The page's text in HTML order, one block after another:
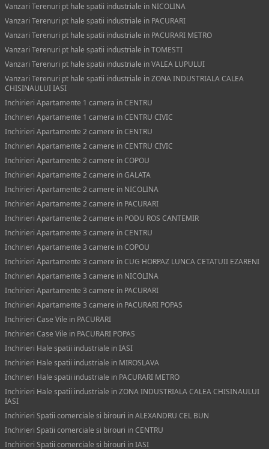
Vanzari Terenuri pt hale spatii industriale in NICOLINA
Vanzari Terenuri pt hale spatii industriale in PACURARI
Vanzari Terenuri pt hale spatii industriale in PACURARI METRO
Vanzari Terenuri pt hale spatii industriale in TOMESTI
Vanzari Terenuri pt hale spatii industriale in VALEA LUPULUI
Vanzari Terenuri pt hale spatii industriale in ZONA INDUSTRIALA CALEA
CHISINAULUI IASI
Inchirieri Apartamente 1 camera in CENTRU
Inchirieri Apartamente 1 camera in CENTRU CIVIC
Inchirieri Apartamente 2 camere in CENTRU
Inchirieri Apartamente 2 camere in CENTRU CIVIC
Inchirieri Apartamente 2 camere in COPOU
Inchirieri Apartamente 2 camere in GALATA
Inchirieri Apartamente 2 camere in NICOLINA
Inchirieri Apartamente 2 camere in PACURARI
Inchirieri Apartamente 2 camere in PODU ROS CANTEMIR
Inchirieri Apartamente 3 camere in CENTRU
Inchirieri Apartamente 3 camere in COPOU
Inchirieri Apartamente 3 camere in CUG HORPAZ LUNCA CETATUII EZARENI
Inchirieri Apartamente 3 camere in NICOLINA
Inchirieri Apartamente 3 camere in PACURARI
Inchirieri Apartamente 3 camere in PACURARI POPAS
Inchirieri Case Vile in PACURARI
Inchirieri Case Vile in PACURARI POPAS
Inchirieri Hale spatii industriale in IASI
Inchirieri Hale spatii industriale in MIROSLAVA
Inchirieri Hale spatii industriale in PACURARI METRO
Inchirieri Hale spatii industriale in ZONA INDUSTRIALA CALEA CHISINAULUI
IASI
Inchirieri Spatii comerciale si birouri in ALEXANDRU CEL BUN
Inchirieri Spatii comerciale si birouri in CENTRU
Inchirieri Spatii comerciale si birouri in IASI